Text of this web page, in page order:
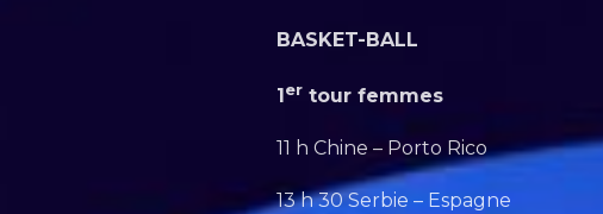
BASKET-BALL
1 er tour femmes
11 h Chine – Porto Rico
13 h 30 Serbie – Espagne